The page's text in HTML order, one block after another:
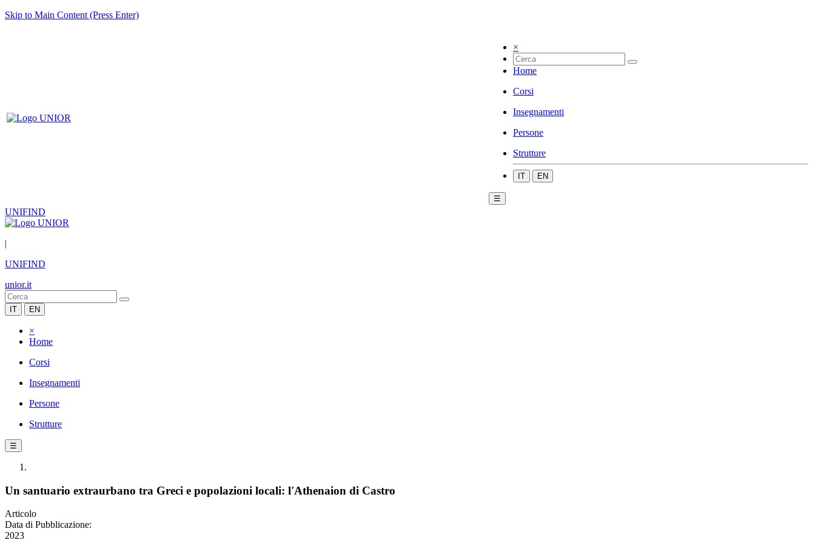
Skip to Main Content (Press Enter)
×
Home
Corsi
Insegnamenti
Persone
Strutture
IT EN
☰
UNIFIND
|
UNIFIND
unior.it
IT EN
×
Home
Corsi
Insegnamenti
Persone
Strutture
☰
Un santuario extraurbano tra Greci e popolazioni locali: l'Athenaion di Castro
Articolo
Data di Pubblicazione:
2023